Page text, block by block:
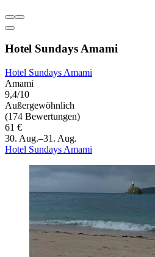
Hotel Sundays Amami
Hotel Sundays Amami
Amami
9,4/10
Außergewöhnlich
(174 Bewertungen)
61 €
30. Aug.–31. Aug.
Hotel Sundays Amami